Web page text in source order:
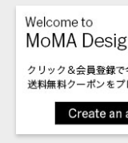
特定商取引法表示
カスタマ